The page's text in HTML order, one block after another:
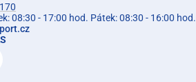
08:30 - 17:00 hod. Pátek: 08:30 - 16:00 hod.